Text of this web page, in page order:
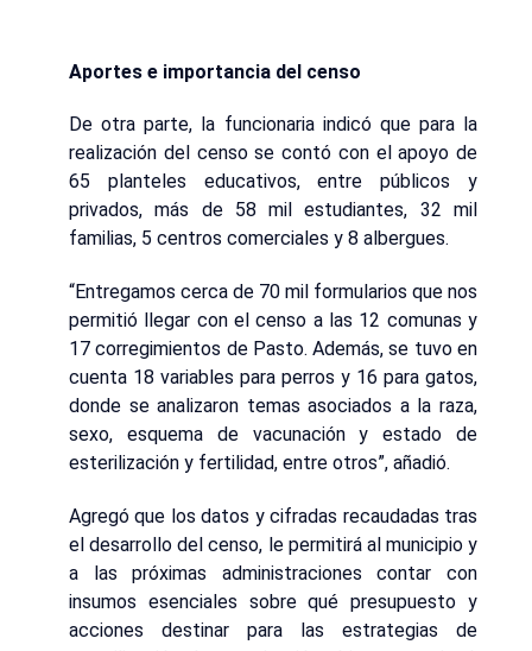
Aportes e importancia del censo
De otra parte, la funcionaria indicó que para la
realización del censo se contó con el apoyo de
65 planteles educativos, entre públicos y
privados, más de 58 mil estudiantes, 32 mil
familias, 5 centros comerciales y 8 albergues.
“Entregamos cerca de 70 mil formularios que nos
permitió llegar con el censo a las 12 comunas y
17 corregimientos de Pasto. Además, se tuvo en
cuenta 18 variables para perros y 16 para gatos,
donde se analizaron temas asociados a la raza,
sexo, esquema de vacunación y estado de
esterilización y fertilidad, entre otros”, añadió.
Agregó que los datos y cifradas recaudadas tras
el desarrollo del censo, le permitirá al municipio y
a las próximas administraciones contar con
insumos esenciales sobre qué presupuesto y
acciones destinar para las estrategias de